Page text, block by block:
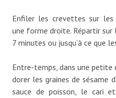
Enfiler les crevettes sur
une forme droite. Répartir sur
7 minutes ou jusqu’à ce que
Entre-temps, dans une
dorer les graines de sésame
sauce de poisson, le cari